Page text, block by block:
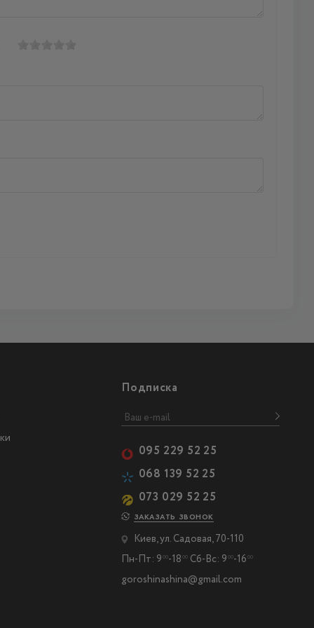
Подписка
095 229 52 25
068 139 52 25
073 029 52 25
ЗАКАЗАТЬ ЗВОНОК
Киев, ул. Садовая, 70-110
Пн-Пт: 9 00-18 00Сб-Вс: 9 00-16 00
goroshinashina@gmail.com